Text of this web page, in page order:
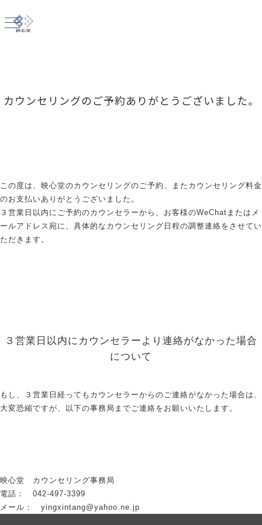
カウンセリングのご予約ありがとうございました。
この度は、映心堂のカウンセリングのご予約、またカウンセリング料金
のお支払いありがとうございました。
３営業日以内にご予約のカウンセラーから、お客様のWeChatまたはメ
ールアドレス宛に、具体的なカウンセリング日程の調整連絡をさせてい
ただきます。
３営業日以内にカウンセラーより連絡がなかった場合
について
もし、３営業日経ってもカウンセラーからのご連絡がなかった場合は、
大変恐縮ですが、以下の事務局までご連絡をお願いいたします。
映心堂 カウンセリング事務局
電話： 042-497-3399
メール： yingxintang@yahoo.ne.jp